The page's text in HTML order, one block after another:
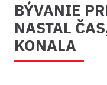
BÝVANIE
NASTAL
KONALA